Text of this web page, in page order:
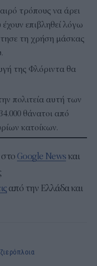
τρόπους να άρει
επιβληθεί λόγω
τη χρήση μάσκας
της Φλόριντα θα
πολιτεία αυτή των
θάνατοι από
κατοίκων.
στο Google Newsκαι
από την Ελλάδα και